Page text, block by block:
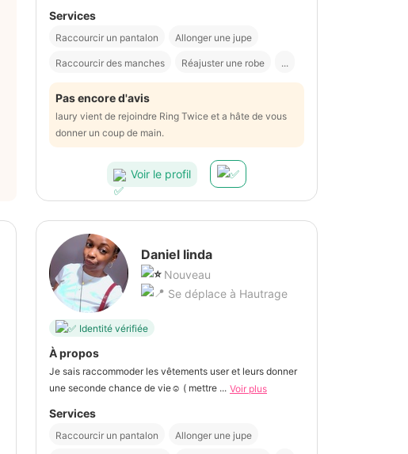
Services
Raccourcir un pantalon Allonger une jupe
Raccourcir des manches Réajuster une robe ...
Pas encore d'avis
laury vient de rejoindre Ring Twice et a hâte de vous
donner un coup de main.
Voir le profil
Daniel linda
Nouveau
Se déplace à Hautrage
Identité vérifiée
À propos
Je sais raccommoder les vêtements user et leurs donner
une seconde chance de vie☺️ ( mettre ... Voir plus
Services
Raccourcir un pantalon Allonger une jupe